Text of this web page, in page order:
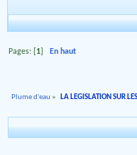
Pages: [ 1 En haut
Plume d'eau » LA LEGISLATION SUR